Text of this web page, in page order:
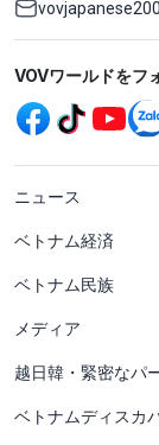
Mạng xã
VOVワールドをフ
menu
ニュース
ベトナム経済
ベトナム民族
メディア
越日韓・緊密なパ
ベトナムディスカ